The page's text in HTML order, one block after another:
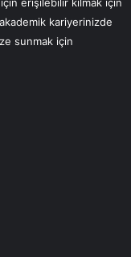
kariyerinizde
sunmak için